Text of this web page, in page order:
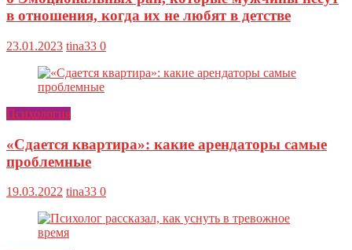
в отношения, когда их не любят в детстве
23.01.2023 tina33 0
Психология
«Сдается квартира»: какие арендаторы самые
проблемные
19.03.2022 tina33 0